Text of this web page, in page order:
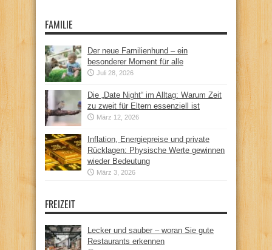
FAMILIE
Der neue Familienhund – ein
besonderer Moment für alle
Juli 28, 2026
Die „Date Night“ im Alltag: Warum Zeit
zu zweit für Eltern essenziell ist
März 12, 2026
Inflation, Energiepreise und private
Rücklagen: Physische Werte gewinnen
wieder Bedeutung
März 3, 2026
FREIZEIT
Lecker und sauber – woran Sie gute
Restaurants erkennen